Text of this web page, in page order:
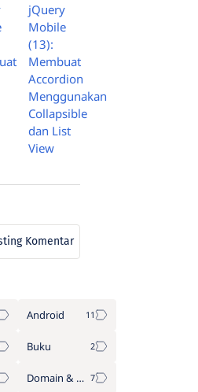
jQuery
Mobile
(13):
Membuat
Accordion
Menggunakan
Collapsible
dan List
View
Android
Buku
Domain & Hosting